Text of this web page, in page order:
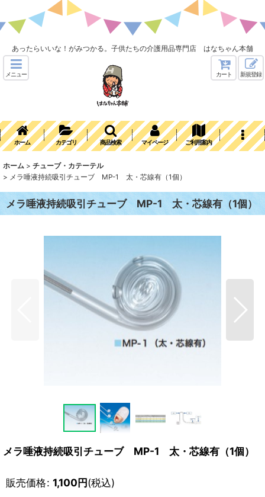
あったらいいな！がみつかる。子供たちの介護用品専門店 はなちゃん本舗
メニュー カート 新規登録
ホーム カテゴリ 商品検索 マイページ ご利用案内
ホーム > チューブ・カテーテル
> メラ唾液持続吸引チューブ MP-1 太・芯線有（1個）
メラ唾液持続吸引チューブ MP-1 太・芯線有（1個）
メラ唾液持続吸引チューブ MP-1 太・芯線有（1個）
販売価格: 1,100円(税込)